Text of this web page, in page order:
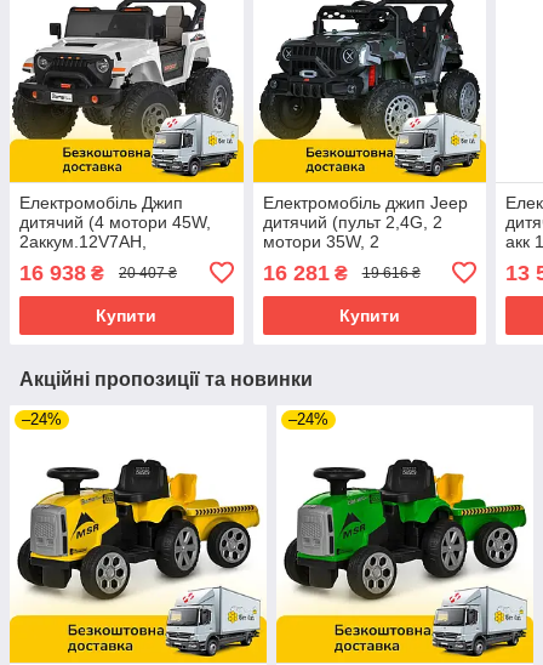
Електромобіль Джип
дитячий (4 мотори 45W,
2аккум.12V7AH,
підсвічування, пульт 2,4G)
Bambi M 6204EBLR-1(24V)
Білий
16 938 ₴ 20 407 ₴
Купити
Електромобіль джип Jeep
дитячий (пульт 2,4G, 2
мотори 35W, 2
аккум.12V7/9AH) Bambi M
4960EBLRS-18(24)
Камуфляж
16 281₴ 19 616 ₴
Купити
акк
13
Акційні пропозиції та новинки
–24% –24%